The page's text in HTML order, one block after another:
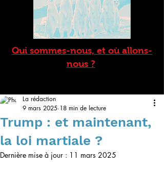
Qui sommes-nous, et où allons-
nous ?
Trump : et maintenant,
la loi martiale ?
La rédaction
9 mars 2025 18 min de lecture
Dernière mise à jour : 11 mars 2025